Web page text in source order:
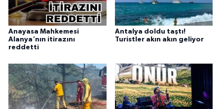
Anayasa Mahkemesi
Alanya'nın itirazını
reddetti
Antalya doldu taştı!
Turistler akın akın geliyor